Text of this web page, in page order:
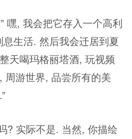
嘿, 我会把它存入一个高利
生活. 然后我会迁居到夏
天喝玛格丽塔酒, 玩视频
周游世界, 品尝所有的美
? 实际不是. 当然, 你描绘